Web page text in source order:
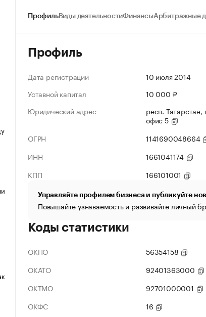
ПрофильВиды деятельностиФинансыАрбитражные
Профиль
Дата регистрации
10 июля 2014
Уставной капитал
10 000 ₽
Юридический адрес
респ. Татарстан,
офис 5
ОГРН
1141690048664
ИНН
1661041174
КПП
166101001
Управляйте профилем бизнеса и публикуйте
Повышайте узнаваемость и развивайте личный
Коды статистики
ОКПО
56354158
ОКАТО
92401363000
ОКТМО
92701000001
ОКФС
16